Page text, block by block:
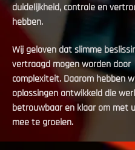
duidelijkheid, controle en
hebben.
Wij geloven dat slimme
vertraagd mogen worden door
complexiteit. Daarom hebben
oplossingen ontwikkeld die
betrouwbaar en klaar om met
mee te groeien.